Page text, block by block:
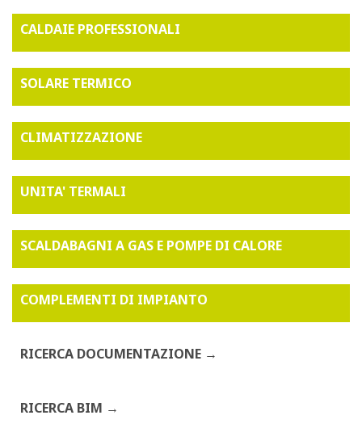
CALDAIE PROFESSIONALI
SOLARE TERMICO
CLIMATIZZAZIONE
UNITA' TERMALI
SCALDABAGNI A GAS E POMPE DI CALORE
COMPLEMENTI DI IMPIANTO
RICERCA DOCUMENTAZIONE
RICERCA BIM